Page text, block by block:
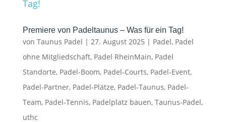
Premiere von Padeltaunus – Was für ein Tag!
von Taunus Padel | 27. August 2025 | Padel, Padel
ohne Mitgliedschaft, Padel RheinMain, Padel
Standorte, Padel-Boom, Padel-Courts, Padel-Event,
Padel-Partner, Padel-Plätze, Padel-Taunus, Padel-
Team, Padel-Tennis, Padelplatz bauen, Taunus-Padel,
uthc